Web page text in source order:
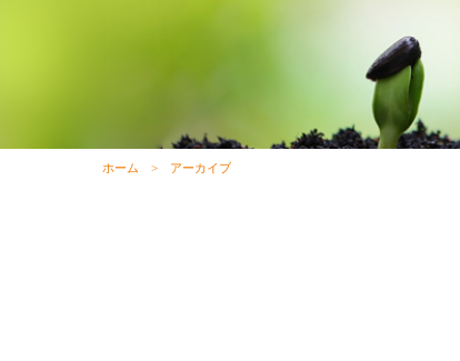
ホーム アーカイブ